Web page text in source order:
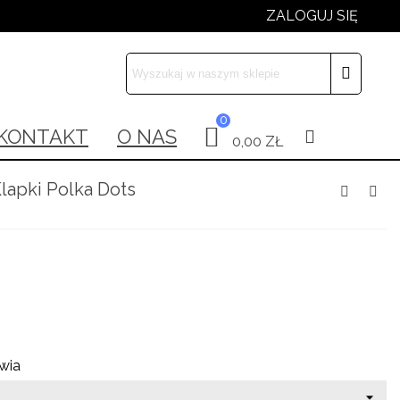
list
ZALOGUJ SIĘ
O NAS
0
0,00 ZŁ
Polka Dots